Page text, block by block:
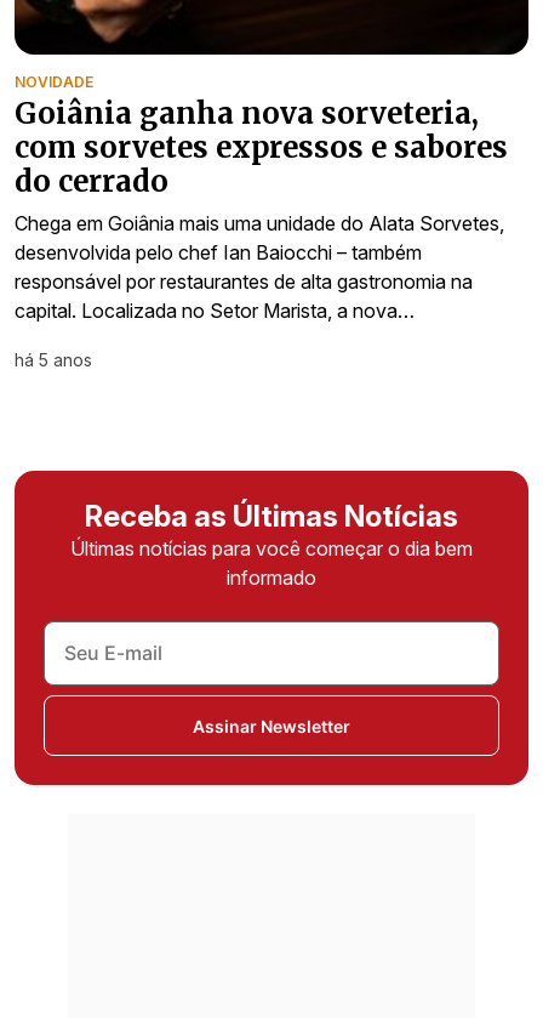
NOVIDADE
Goiânia ganha nova sorveteria,
com sorvetes expressos e sabores
do cerrado
Chega em Goiânia mais uma unidade do Alata Sorvetes,
desenvolvida pelo chef Ian Baiocchi – também
responsável por restaurantes de alta gastronomia na
capital. Localizada no Setor Marista, a nova…
há 5 anos
Receba as Últimas Notícias
Últimas notícias para você começar o dia bem
informado
Assinar Newsletter